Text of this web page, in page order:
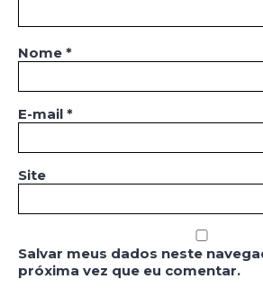
Nome *
E-mail *
Site
Salvar meus dados neste
próxima vez que eu comentar.